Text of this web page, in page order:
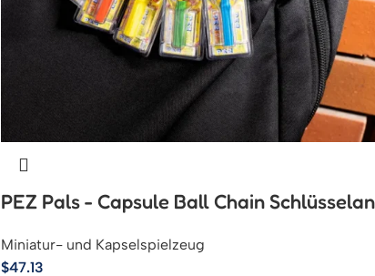
PEZ Pals - Capsule Ball Chain
Miniatur- und Kapselspielzeug
$47.13